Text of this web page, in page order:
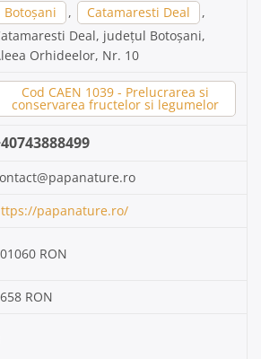
Botoșani , Catamaresti Deal
,
Deal, județul Botoșani,
Orhideelor, Nr. 10
Cod CAEN 1039 - Prelucrarea si
conservarea fructelor si legumelor
papanature.ro/
RON
RON